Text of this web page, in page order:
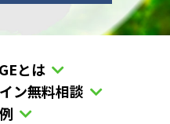
とは
ン無料相談